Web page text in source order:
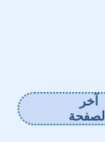
آخر
الصفحة